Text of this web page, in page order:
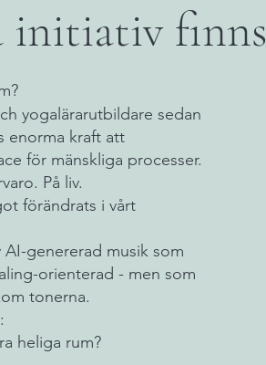
initiativ finns
yogalärarutbildare sedan
enorma kraft att
för mänskliga processer.
På liv.
förändrats i vårt
genererad musik som
orienterad - men som
tonerna.
heliga rum?